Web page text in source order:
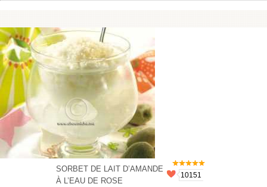
SORBET DE LAIT D’AMANDE
À L’EAU DE ROSE
10151